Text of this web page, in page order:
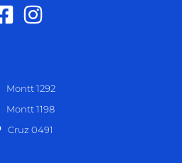
Montt 1292
Montt 1198
Cruz 0491